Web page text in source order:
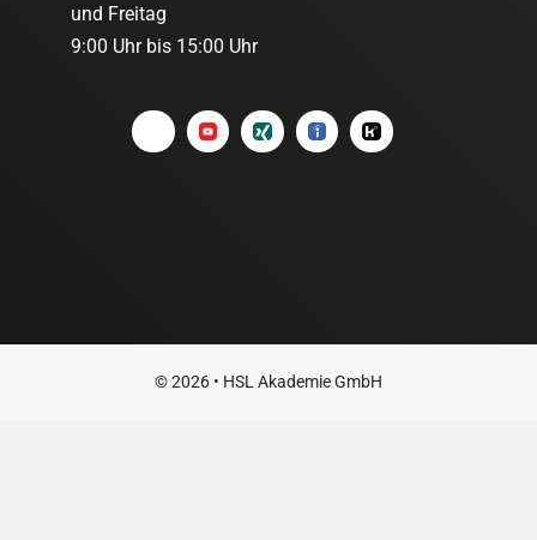
und Freitag
9:00 Uhr bis 15:00 Uhr
© 2026 • HSL Akademie GmbH